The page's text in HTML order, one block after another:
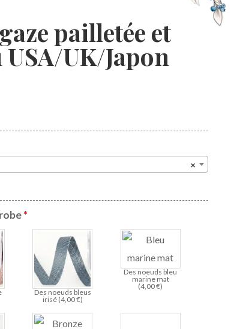
pailletée et
UK/Japon
×
*
Des noeuds bleus
irisé (4,00€)
Des noeuds bleu
marine mat
(4,00€)